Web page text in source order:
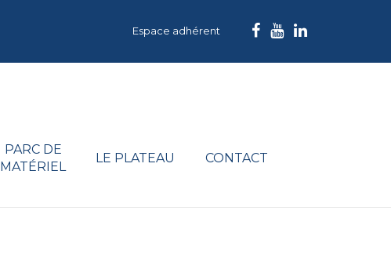
Espace adhérent
PARC DE
MATÉRIEL
LE PLATEAU CONTACT